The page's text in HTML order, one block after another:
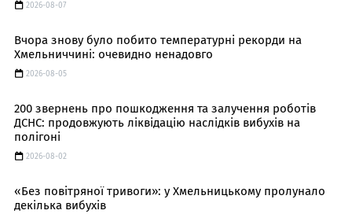
2026-08-07
Вчора знову було побито температурні рекорди на
Хмельниччині: очевидно ненадовго
2026-08-05
200 звернень про пошкодження та залучення роботів
ДСНС: продовжують ліквідацію наслідків вибухів на
полігоні
2026-08-02
«Без повітряної тривоги»: у Хмельницькому пролунало
декілька вибухів